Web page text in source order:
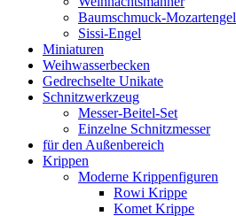
Baumschmuck-Mozartengel
Sissi-Engel
Miniaturen
Weihwasserbecken
Gedrechselte Unikate
Schnitzwerkzeug
Messer-Beitel-Set
Einzelne Schnitzmesser
für den Außenbereich
Krippen
Moderne Krippenfiguren
Rowi Krippe
Komet Krippe